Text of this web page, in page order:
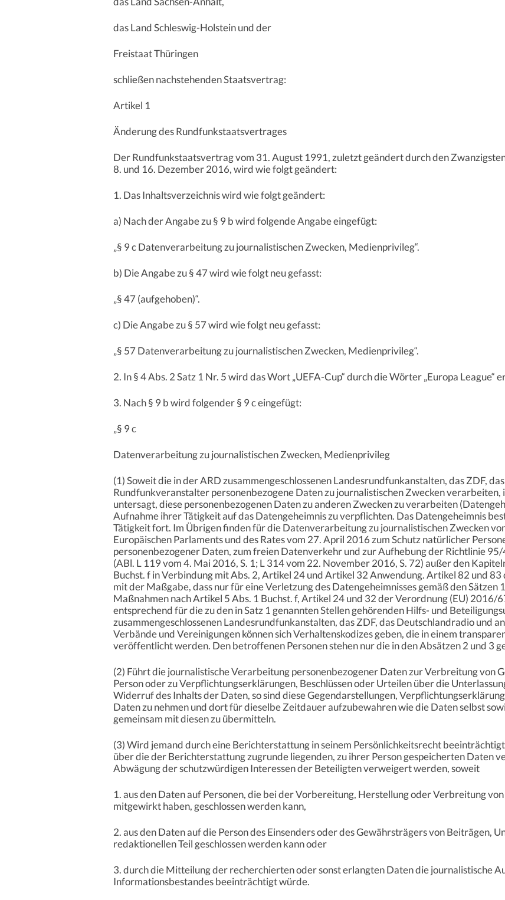
das Land Schleswig-Holstein und der
Freistaat Thüringen
schließen nachstehenden Staatsvertrag:
Artikel 1
Änderung des Rundfunkstaatsvertrages
Der Rundfunkstaatsvertrag vom 31. August 1991, zuletzt geändert durch den
8. und 16. Dezember 2016, wird wie folgt geändert:
1. Das Inhaltsverzeichnis wird wie folgt geändert:
a) Nach der Angabe zu § 9 b wird folgende Angabe eingefügt:
„§ 9 c Datenverarbeitung zu journalistischen Zwecken, Medienprivileg“.
b) Die Angabe zu § 47 wird wie folgt neu gefasst:
„§ 47 (aufgehoben)“.
c) Die Angabe zu § 57 wird wie folgt neu gefasst:
„§ 57 Datenverarbeitung zu journalistischen Zwecken, Medienprivileg“.
2. In § 4 Abs. 2 Satz 1 Nr. 5 wird das Wort „UEFA-Cup“ durch die Wörter „Europa League“
3. Nach § 9 b wird folgender § 9 c eingefügt:
„§ 9 c
Datenverarbeitung zu journalistischen Zwecken, Medienprivileg
(1) Soweit die in der ARD zusammengeschlossenen Landesrundfunkanstalten, das ZDF,
Rundfunkveranstalter personenbezogene Daten zu journalistischen Zwecken verarbeiten,
untersagt, diese personenbezogenen Daten zu anderen Zwecken zu verarbeiten
Aufnahme ihrer Tätigkeit auf das Datengeheimnis zu verpflichten. Das Datengeheimnis
Tätigkeit fort. Im Übrigen finden für die Datenverarbeitung zu journalistischen Zwecken
Europäischen Parlaments und des Rates vom 27. April 2016 zum Schutz natürlicher
personenbezogener Daten, zum freien Datenverkehr und zur Aufhebung der Richtlinie
(ABl. L 119 vom 4. Mai 2016, S. 1; L 314 vom 22. November 2016, S. 72) außer den
Buchst. f in Verbindung mit Abs. 2, Artikel 24 und Artikel 32 Anwendung. Artikel 82 und
mit der Maßgabe, dass nur für eine Verletzung des Datengeheimnisses gemäß den Sätzen
Maßnahmen nach Artikel 5 Abs. 1 Buchst. f, Artikel 24 und 32 der Verordnung (EU) 2016/
entsprechend für die zu den in Satz 1 genannten Stellen gehörenden Hilfs- und
zusammengeschlossenen Landesrundfunkanstalten, das ZDF, das Deutschlandradio und
Verbände und Vereinigungen können sich Verhaltenskodizes geben, die in einem
veröffentlicht werden. Den betroffenen Personen stehen nur die in den Absätzen 2 und 3
(2) Führt die journalistische Verarbeitung personenbezogener Daten zur Verbreitung von
Person oder zu Verpflichtungserklärungen, Beschlüssen oder Urteilen über die
Widerruf des Inhalts der Daten, so sind diese Gegendarstellungen,
Daten zu nehmen und dort für dieselbe Zeitdauer aufzubewahren wie die Daten selbst
gemeinsam mit diesen zu übermitteln.
(3) Wird jemand durch eine Berichterstattung in seinem Persönlichkeitsrecht
über die der Berichterstattung zugrunde liegenden, zu ihrer Person gespeicherten Daten
Abwägung der schutzwürdigen Interessen der Beteiligten verweigert werden, soweit
1. aus den Daten auf Personen, die bei der Vorbereitung, Herstellung oder Verbreitung
mitgewirkt haben, geschlossen werden kann,
2. aus den Daten auf die Person des Einsenders oder des Gewährsträgers von Beiträgen,
redaktionellen Teil geschlossen werden kann oder
3. durch die Mitteilung der recherchierten oder sonst erlangten Daten die journalistische
Informationsbestandes beeinträchtigt würde.